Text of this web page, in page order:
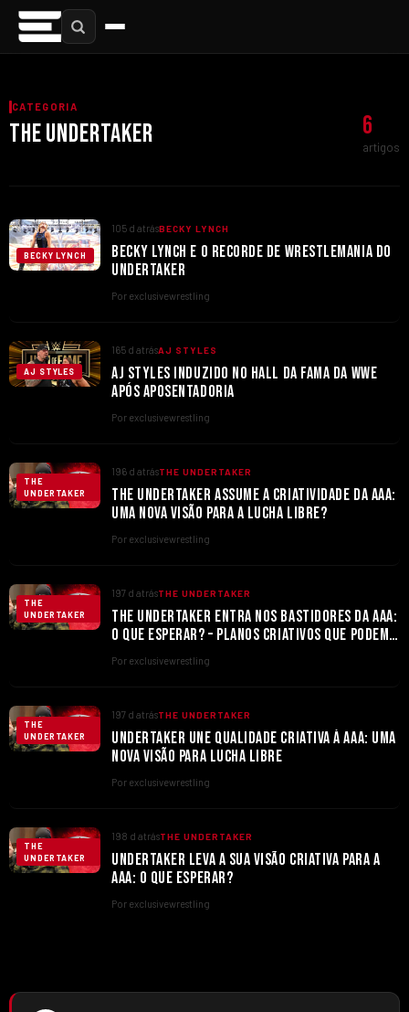
CATEGORIA
THE UNDERTAKER 6
artigos
BECKY LYNCH
105 d atrásBECKY LYNCH
BECKY LYNCH E O RECORDE DE WRESTLEMANIA DO
UNDERTAKER
Por exclusivewrestling
AJ STYLES
165 d atrásAJ STYLES
AJ STYLES INDUZIDO NO HALL DA FAMA DA WWE
APÓS APOSENTADORIA
Por exclusivewrestling
THE
UNDERTAKER
196 d atrásTHE UNDERTAKER
THE UNDERTAKER ASSUME A CRIATIVIDADE DA AAA:
UMA NOVA VISÃO PARA A LUCHA LIBRE?
Por exclusivewrestling
THE
UNDERTAKER
197 d atrásTHE UNDERTAKER
THE UNDERTAKER ENTRA NOS BASTIDORES DA AAA:
O QUE ESPERAR? – PLANOS CRIATIVOS QUE PODEM
MUDAR LUTA LIVRE
Por exclusivewrestling
THE
UNDERTAKER
197 d atrásTHE UNDERTAKER
UNDERTAKER UNE QUALIDADE CRIATIVA À AAA: UMA
NOVA VISÃO PARA LUCHA LIBRE
Por exclusivewrestling
THE
UNDERTAKER
198 d atrásTHE UNDERTAKER
UNDERTAKER LEVA A SUA VISÃO CRIATIVA PARA A
AAA: O QUE ESPERAR?
Por exclusivewrestling